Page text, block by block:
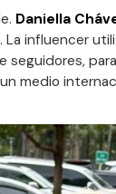
Daniella
. La influencer
seguidores, para
medio